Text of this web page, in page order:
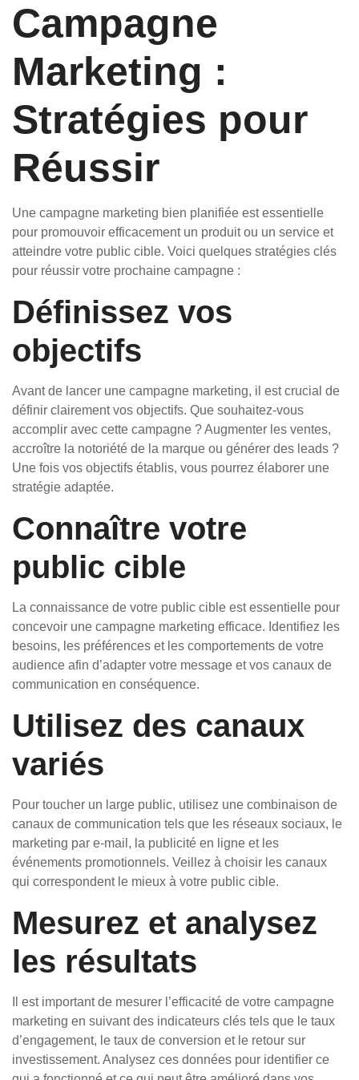
Campagne
Marketing :
Stratégies pour
Réussir
Une campagne marketing bien planifiée est essentielle
pour promouvoir efficacement un produit ou un service et
atteindre votre public cible. Voici quelques stratégies clés
pour réussir votre prochaine campagne :
Définissez vos
objectifs
Avant de lancer une campagne marketing, il est crucial de
définir clairement vos objectifs. Que souhaitez-vous
accomplir avec cette campagne ? Augmenter les ventes,
accroître la notoriété de la marque ou générer des leads ?
Une fois vos objectifs établis, vous pourrez élaborer une
stratégie adaptée.
Connaître votre
public cible
La connaissance de votre public cible est essentielle pour
concevoir une campagne marketing efficace. Identifiez les
besoins, les préférences et les comportements de votre
audience afin d’adapter votre message et vos canaux de
communication en conséquence.
Utilisez des canaux
variés
Pour toucher un large public, utilisez une combinaison de
canaux de communication tels que les réseaux sociaux, le
marketing par e-mail, la publicité en ligne et les
événements promotionnels. Veillez à choisir les canaux
qui correspondent le mieux à votre public cible.
Mesurez et analysez
les résultats
Il est important de mesurer l’efficacité de votre campagne
marketing en suivant des indicateurs clés tels que le taux
d’engagement, le taux de conversion et le retour sur
investissement. Analysez ces données pour identifier ce